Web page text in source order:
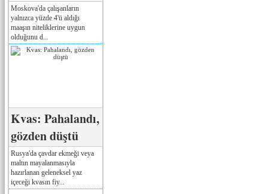
Moskova'da çalışanların
yalnızca yüzde 4'ü aldığı
maaşın niteliklerine uygun
olduğunu d...
Kvas: Pahalandı,
gözden düştü
Rusya'da çavdar ekmeği veya
maltın mayalanmasıyla
hazırlanan geleneksel yaz
içeceği kvasın fiy...